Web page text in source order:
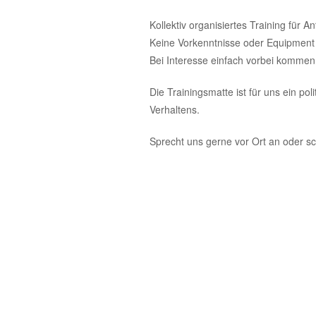
Kollektiv organisiertes Training für
Keine Vorkenntnisse oder
Bei Interesse einfach vorbei
Die Trainingsmatte ist für uns ein
Verhaltens.
Sprecht uns gerne vor Ort an oder